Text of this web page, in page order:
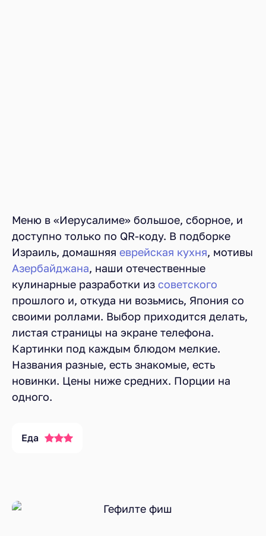
Меню в «Иерусалиме» большое, сборное, и
доступно только по QR-коду. В подборке
Израиль, домашняя еврейская кухня, мотивы
Азербайджана, наши отечественные
кулинарные разработки из советского
прошлого и, откуда ни возьмись, Япония со
своими роллами. Выбор приходится делать,
листая страницы на экране телефона.
Картинки под каждым блюдом мелкие.
Названия разные, есть знакомые, есть
новинки. Цены ниже средних. Порции на
одного.
Еда